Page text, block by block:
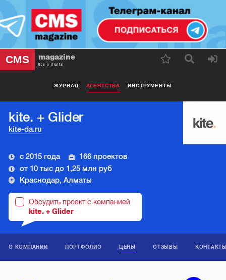
CMS magazine
Все о digital
ЖУРНАЛ АГЕНТСТВА ИНСТРУМЕНТЫ
kite. + Glider
kite-da.ru
с 2015 года
166 проектов
от 10 тыс до 1,25 млн руб
Краснодар, Алматы
Обсудить проект с компанией
kite. + Glider
О КОМПАНИИ ПОРТФОЛИО ЦЕНЫ ОТЗЫВЫ